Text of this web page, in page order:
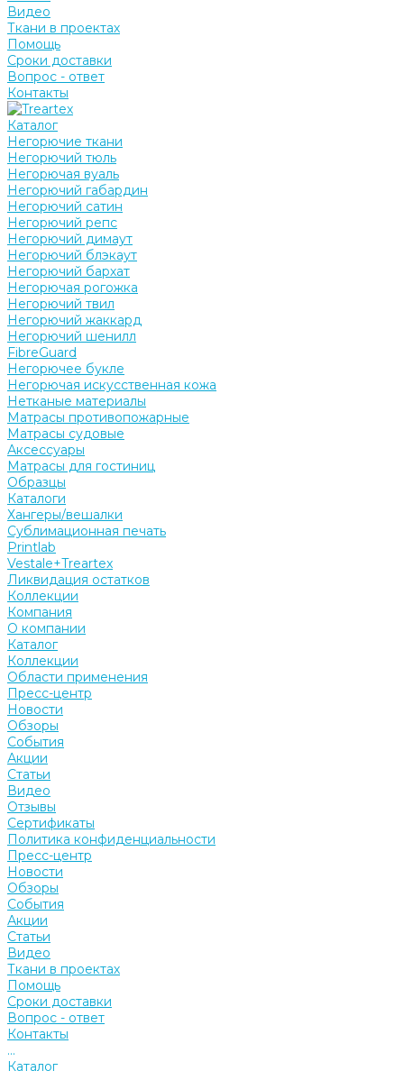
Видео
Ткани в проектах
Помощь
Сроки доставки
Вопрос - ответ
Контакты
Каталог
Негорючие ткани
Негорючий тюль
Негорючая вуаль
Негорючий габардин
Негорючий сатин
Негорючий репс
Негорючий димаут
Негорючий блэкаут
Негорючий бархат
Негорючая рогожка
Негорючий твил
Негорючий жаккард
Негорючий шенилл
FibreGuard
Негорючее букле
Негорючая искусственная кожа
Нетканые материалы
Матрасы противопожарные
Матрасы судовые
Аксессуары
Матрасы для гостиниц
Образцы
Каталоги
Хангеры/вешалки
Сублимационная печать
Printlab
Vestale+Treartex
Ликвидация остатков
Коллекции
Компания
О компании
Каталог
Коллекции
Области применения
Пресс-центр
Новости
Обзоры
События
Акции
Статьи
Видео
Отзывы
Сертификаты
Политика конфиденциальности
Пресс-центр
Новости
Обзоры
События
Акции
Статьи
Видео
Ткани в проектах
Помощь
Сроки доставки
Вопрос - ответ
Контакты
...
Каталог